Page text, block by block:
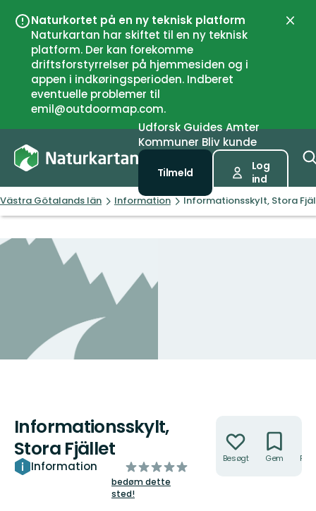
Naturkortet på en ny teknisk platform
Naturkartan har skiftet til en ny teknisk
platform. Der kan forekomme
driftsforstyrrelser på hjemmesiden og i
appen i indkøringsperioden. Indberet
eventuelle problemer til
emil@outdoormap.com.
Luk
UdforskGuidesAmter
Kommuner Bliv kunde
Tilmeld
Log
ind
Västra Götalands län Information Informationsskylt, Stora
Informationsskylt,
Stora Fjället
Information
ud
af
5
bedøm dette
sted!
Besøgt Gem